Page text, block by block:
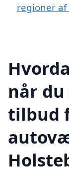
regioner
når
tilbud